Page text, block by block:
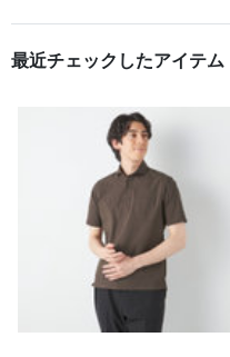
最近チェックしたアイテム